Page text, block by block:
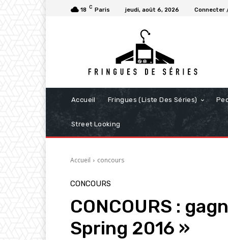
18 C Paris jeudi, août 6, 2026 Connecter
Accueil Fringues (Liste Des Séries)
Street Looking
Accueil concours
CONCOURS
CONCOURS :
Spring 2016 »